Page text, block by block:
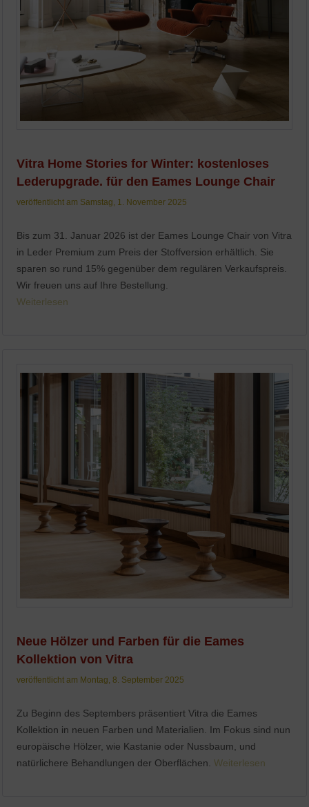
Vitra Home Stories for Winter: kostenloses
Lederupgrade. für den Eames Lounge Chair
veröffentlicht am Samstag, 1. November 2025
Bis zum 31. Januar 2026 ist der Eames Lounge Chair von Vitra
in Leder Premium zum Preis der Stoffversion erhältlich. Sie
sparen so rund 15% gegenüber dem regulären Verkaufspreis.
Wir freuen uns auf Ihre Bestellung.
Weiterlesen
Neue Hölzer und Farben für die Eames
Kollektion von Vitra
veröffentlicht am Montag, 8. September 2025
Zu Beginn des Septembers präsentiert Vitra die Eames
Kollektion in neuen Farben und Materialien. Im Fokus sind nun
europäische Hölzer, wie Kastanie oder Nussbaum, und
natürlichere Behandlungen der Oberflächen.Weiterlesen